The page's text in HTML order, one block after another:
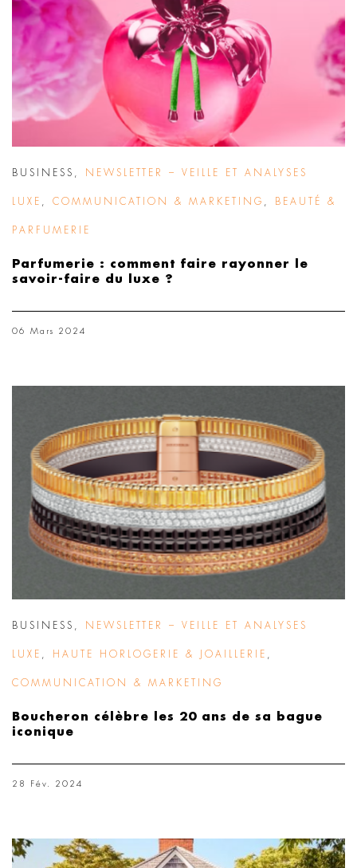
BUSINESS NEWSLETTER – VEILLE ET ANALYSES
LUXE COMMUNICATION & MARKETING BEAUTÉ &
PARFUMERIE
Parfumerie : comment faire rayonner le
savoir-faire du luxe ?
06 Mars 2024
BUSINESS NEWSLETTER – VEILLE ET ANALYSES
LUXE HAUTE HORLOGERIE & JOAILLERIE
COMMUNICATION & MARKETING
Boucheron célèbre les 20 ans de sa bague
iconique
28 Fév. 2024